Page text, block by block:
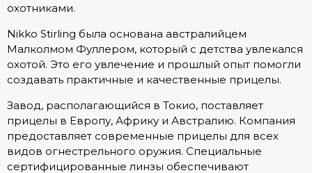
охотниками.
Nikko Stirling была основана австралийцем
Малколмом Фуллером, который с детства увлекался
охотой. Это его увлечение и прошлый опыт помогли
создавать практичные и качественные прицелы.
Завод, располагающийся в Токио, поставляет
прицелы в Европу, Африку и Австралию. Компания
предоставляет современные прицелы для всех
видов огнестрельного оружия. Специальные
сертифицированные линзы обеспечивают